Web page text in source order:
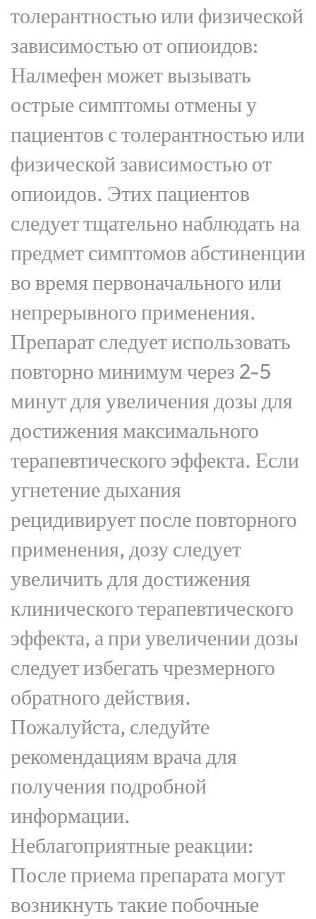
толерантностью или физической
зависимостью от опиоидов:
Налмефен может вызывать
острые симптомы отмены у
пациентов с толерантностью или
физической зависимостью от
опиоидов. Этих пациентов
следует тщательно наблюдать на
предмет симптомов абстиненции
во время первоначального или
непрерывного применения.
Препарат следует использовать
повторно минимум через 2-5
минут для увеличения дозы для
достижения максимального
терапевтического эффекта. Если
угнетение дыхания
рецидивирует после повторного
применения, дозу следует
увеличить для достижения
клинического терапевтического
эффекта, а при увеличении дозы
следует избегать чрезмерного
обратного действия.
Пожалуйста, следуйте
рекомендациям врача для
получения подробной
информации.
Неблагоприятные реакции:
После приема препарата могут
возникнуть такие побочные